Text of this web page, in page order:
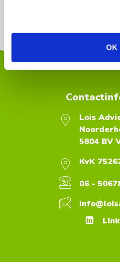
OK
Lois
5804 BV
KvK
06 -